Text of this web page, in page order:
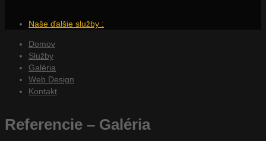
Naše ďalšie služby :
Domov
Služby
Galéria
Web Design
Kontakt
Referencie – Galéria